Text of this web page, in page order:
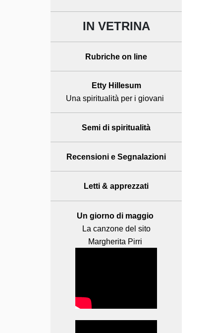
IN VETRINA
Rubriche on line
Etty Hillesum
Una spiritualità per i giovani
Semi di spiritualità
Recensioni e Segnalazioni
Letti & apprezzati
Un giorno di maggio
La canzone del sito
Margherita Pirri